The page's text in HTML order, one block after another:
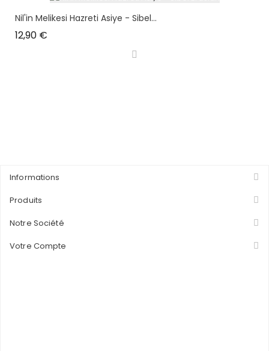
Nil'in Melikesi Hazreti Asiye - Sibel...
12,90 €
Informations
Produits
Notre Société
Votre Compte